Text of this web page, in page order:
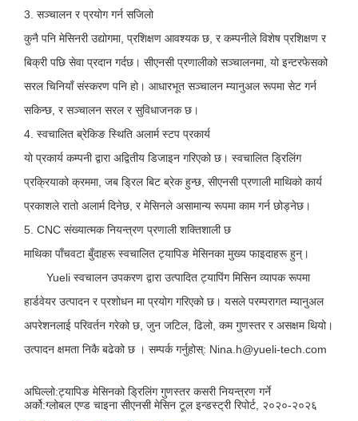
3. सञ्चालन र प्रयोग गर्न सजिलो
कुनै पनि मेसिनरी उद्योगमा, प्रशिक्षण आवश्यक छ, र कम्पनीले विशेष प्रशिक्षण र
बिक्री पछि सेवा प्रदान गर्दछ। सीएनसी प्रणालीको सञ्चालनमा, यो इन्टरफेसको
सरल चिनियाँ संस्करण पनि हो। आधारभूत सञ्चालन म्यानुअल रूपमा सेट गर्न
सकिन्छ, र सञ्चालन सरल र सुविधाजनक छ।
4. स्वचालित ब्रेकिङ स्थिति अलार्म स्टप प्रकार्य
यो प्रकार्य कम्पनी द्वारा अद्वितीय डिजाइन गरिएको छ। स्वचालित ड्रिलिंग
प्रक्रियाको क्रममा, जब ड्रिल बिट ब्रेक हुन्छ, सीएनसी प्रणाली माथिको कार्य
प्रकाशले रातो अलार्म दिनेछ, र मेसिनले असामान्य रूपमा काम गर्न छोड्नेछ।
5. CNC संख्यात्मक नियन्त्रण प्रणाली शक्तिशाली छ
माथिका पाँचवटा बुँदाहरू स्वचालित ट्यापिङ मेसिनका मुख्य फाइदाहरू हुन्।
Yueli स्वचालन उपकरण द्वारा उत्पादित ट्यापिंग मिसिन व्यापक रूपमा
हार्डवेयर उत्पादन र प्रशोधन मा प्रयोग गरिएको छ। यसले परम्परागत म्यानुअल
अपरेशनलाई परिवर्तन गरेको छ, जुन जटिल, ढिलो, कम गुणस्तर र असक्षम थियो।
उत्पादन क्षमता निकै बढेको छ । सम्पर्क गर्नुहोस्: Nina.h@yueli-tech.com
अघिल्लो:ट्यापिङ मेसिनको ड्रिलिंग गुणस्तर कसरी नियन्त्रण गर्ने
अर्को:ग्लोबल एण्ड चाइना सीएनसी मेसिन टूल इन्डस्ट्री रिपोर्ट, २०२०-२०२६